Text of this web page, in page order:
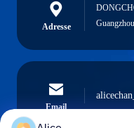
Adresse
Email